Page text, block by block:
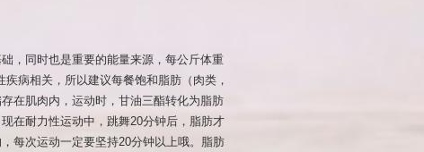
，同时也是重要的能量来源，每公斤体重
病相关，所以建议每餐饱和脂肪（肉类，
在肌肉内，运动时，甘油三酯转化为脂肪
在耐力性运动中，跳舞20分钟后，脂肪才
每次运动一定要坚持20分钟以上哦。脂肪